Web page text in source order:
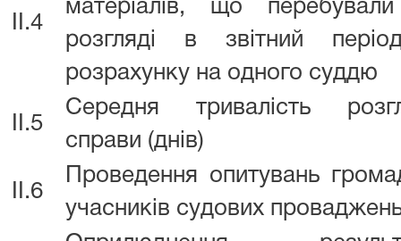
II.4
матеріалів, що
розгляді в звітний
розрахунку на одного суддю
II.5
Середня тривалість
справи (днів)
II.6
Проведення опитувань
учасників судових